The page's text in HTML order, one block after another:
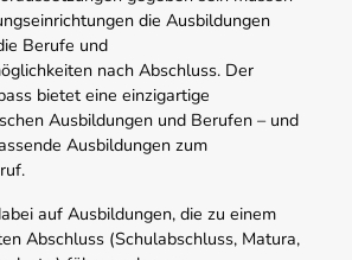
die Ausbildungen
Berufe und
nach Abschluss. Der
bietet eine einzigartige
Ausbildungen und Berufen – und
Ausbildungen zum
auf Ausbildungen, die zu einem
Abschluss (Schulabschluss, Matura,